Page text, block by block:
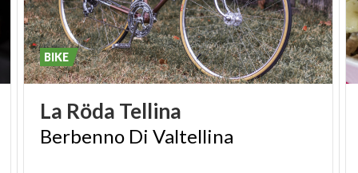
La Röda Tellina
Berbenno Di Valtellina
BIKE